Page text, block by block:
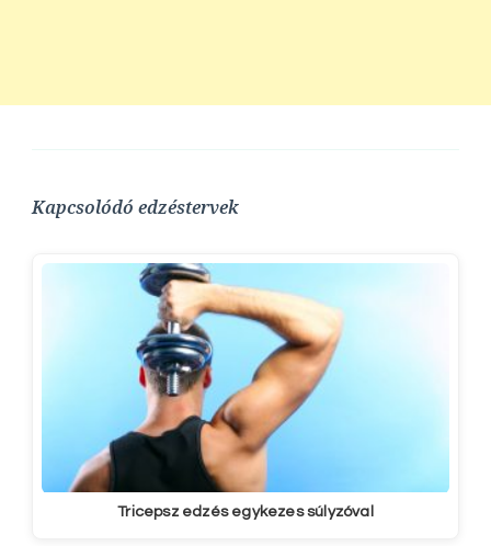
Kapcsolódó edzéstervek
Tricepsz edzés egykezes súlyzóval